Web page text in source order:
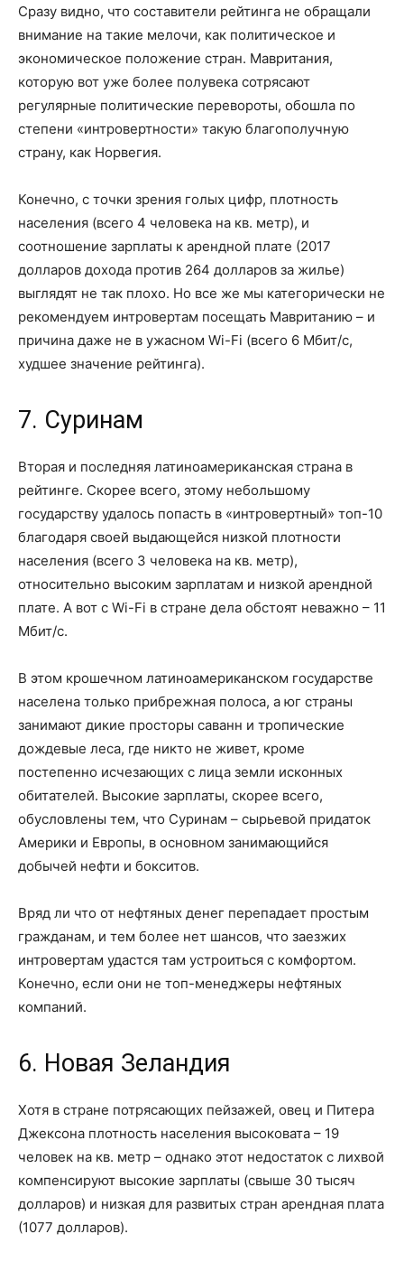
Сразу видно, что составители рейтинга не обращали
внимание на такие мелочи, как политическое и
экономическое положение стран. Мавритания,
которую вот уже более полувека сотрясают
регулярные политические перевороты, обошла по
степени «интровертности» такую благополучную
страну, как Норвегия.
Конечно, с точки зрения голых цифр, плотность
населения (всего 4 человека на кв. метр), и
соотношение зарплаты к арендной плате (2017
долларов дохода против 264 долларов за жилье)
выглядят не так плохо. Но все же мы категорически не
рекомендуем интровертам посещать Мавританию – и
причина даже не в ужасном Wi-Fi (всего 6 Мбит/с,
худшее значение рейтинга).
7. Суринам
Вторая и последняя латиноамериканская страна в
рейтинге. Скорее всего, этому небольшому
государству удалось попасть в «интровертный» топ-10
благодаря своей выдающейся низкой плотности
населения (всего 3 человека на кв. метр),
относительно высоким зарплатам и низкой арендной
плате. А вот с Wi-Fi в стране дела обстоят неважно – 11
Мбит/с.
В этом крошечном латиноамериканском государстве
населена только прибрежная полоса, а юг страны
занимают дикие просторы саванн и тропические
дождевые леса, где никто не живет, кроме
постепенно исчезающих с лица земли исконных
обитателей. Высокие зарплаты, скорее всего,
обусловлены тем, что Суринам – сырьевой придаток
Америки и Европы, в основном занимающийся
добычей нефти и бокситов.
Вряд ли что от нефтяных денег перепадает простым
гражданам, и тем более нет шансов, что заезжих
интровертам удастся там устроиться с комфортом.
Конечно, если они не топ-менеджеры нефтяных
компаний.
6. Новая Зеландия
Хотя в стране потрясающих пейзажей, овец и Питера
Джексона плотность населения высоковата – 19
человек на кв. метр – однако этот недостаток с лихвой
компенсируют высокие зарплаты (свыше 30 тысяч
долларов) и низкая для развитых стран арендная плата
(1077 долларов).